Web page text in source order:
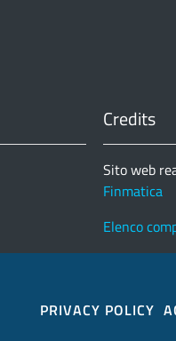
Credits
Sito web
Finmatica
Elenco
PRIVACY POLICY